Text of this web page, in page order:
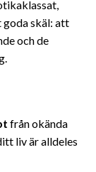
goda skäl: att
och de
från okända
liv är alldeles